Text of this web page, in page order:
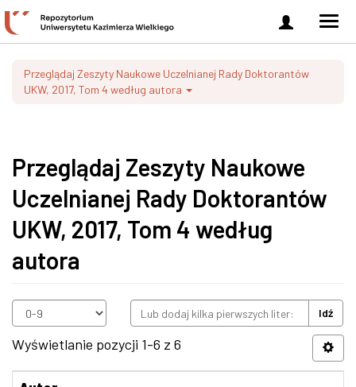
Zaloguj
się
Przeglądaj Zeszyty Naukowe Uczelnianej Rady Doktorantów
UKW, 2017, Tom 4 według autora
Przeglądaj Zeszyty Naukowe
Uczelnianej Rady Doktorantów
UKW, 2017, Tom 4 według
autora
Idź
Wyświetlanie pozycji 1-6 z 6